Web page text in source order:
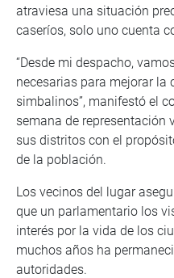
atraviesa una situación
caseríos, solo uno cuenta
“Desde mi despacho,
necesarias para mejorar la
simbalinos”, manifestó el
semana de representación
sus distritos con el
de la población.
Los vecinos del lugar
que un parlamentario los
interés por la vida de los
muchos años ha
autoridades.